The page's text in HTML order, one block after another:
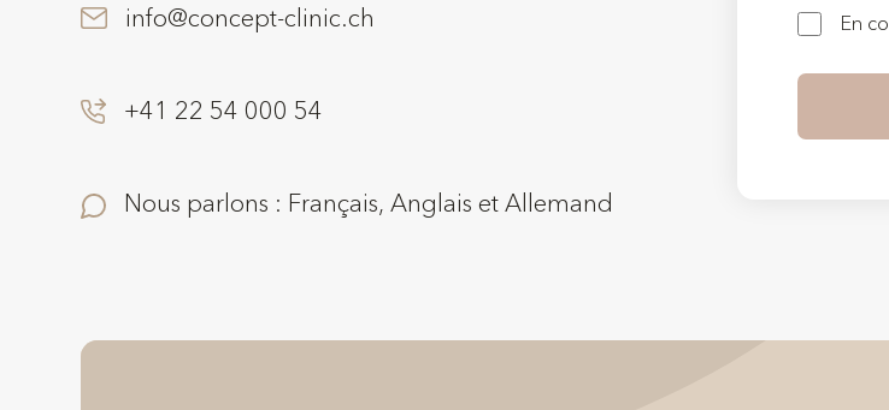
info@concept-clinic.ch
+41 22 54 000 54
Nous parlons : Français, Anglais et Allemand
En